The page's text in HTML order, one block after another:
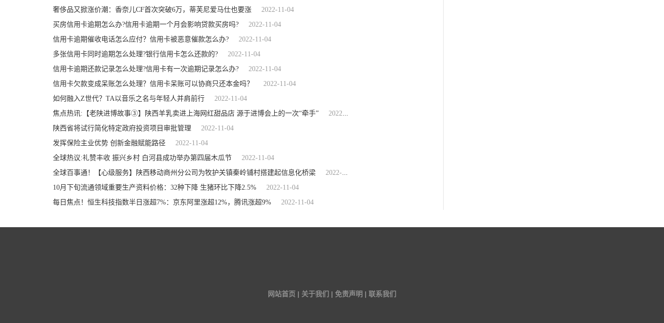
奢侈品又掀涨价潮：香奈儿CF首次突破6万，蒂芙尼爱马仕也要涨
2022-11-04
买房信用卡逾期怎么办?信用卡逾期一个月会影响贷款买房吗?
2022-11-04
信用卡逾期催收电话怎么应付？信用卡被恶意催款怎么办?
2022-11-04
多张信用卡同时逾期怎么处理?银行信用卡怎么还款的?
2022-11-04
信用卡逾期还款记录怎么处理?信用卡有一次逾期记录怎么办?
2022-11-04
信用卡欠款变成呆账怎么处理？信用卡呆账可以协商只还本金吗？
2022-11-04
如何融入Z世代？TA以音乐之名与年轻人并肩前行
2022-11-04
焦点热讯:【老陕进博故事③】陕西羊乳卖进上海网红甜品店 源于进博会上的一次“牵手”
2022-11-04
陕西省将试行简化特定政府投资项目审批管理
2022-11-04
发挥保险主业优势 创新金融赋能路径
2022-11-04
全球热议:礼赞丰收 振兴乡村 白河县成功举办第四届木瓜节
2022-11-04
全球百事通！【心级服务】陕西移动商州分公司为牧护关镇秦岭铺村搭建起信息化桥梁
2022-11-04
10月下旬流通领域重要生产资料价格：32种下降 生猪环比下降2.5%
2022-11-04
每日焦点！恒生科技指数半日涨超7%：京东阿里涨超12%，腾讯涨超9%
2022-11-04
网站首页 | 关于我们 | 免责声明 | 联系我们